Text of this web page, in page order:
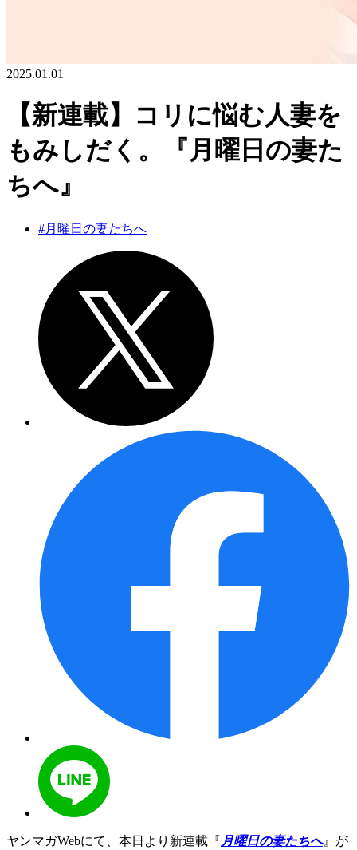
2025.01.01
【新連載】コリに悩む人妻を
もみしだく。『月曜日の妻た
ちへ』
#月曜日の妻たちへ
ヤンマガWebにて、本日より新連載『 月曜日の妻たちへ』が